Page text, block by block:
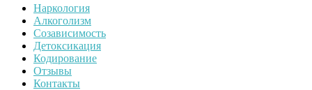
Наркология
Алкоголизм
Созависимость
Детоксикация
Кодирование
Отзывы
Контакты